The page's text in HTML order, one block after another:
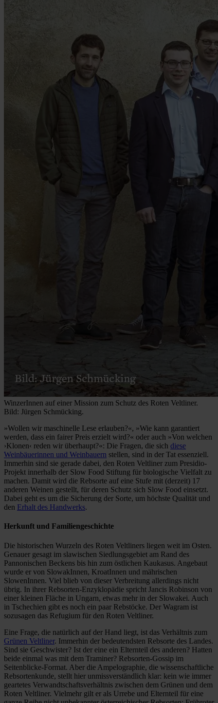
WinzerInnen auf einer Mission zum Schutz des Roten Veltliner.
Bild: Jürgen Schmücking.
»Wollen wir maschinelle Lese erlauben?«, »Wie kann garantiert
werden, dass ein fairer Preis erzielt wird?« oder auch »Von welchen
›Klonen‹ reden wir überhaupt?«: Die Fragen, die sich diese
Weinbäuerinnen und Weinbauern stellen, sind in der Tat essenziell.
Immerhin sind sie gerade dabei, den Roten Veltliner zum Presidio-
Projekt innerhalb der Slow Food Stiftung für biologische Vielfalt zu
machen. Damit wird die Rebsorte auf eine Stufe mit (derzeit) 17
anderen Weinen gestellt, für deren Schutz sich Slow Food einsetzt.
Dabei geht es um die Sicherung der Sorte, um höchste Qualität und
den Erhalt des Handwerks.
Herkunft und Familiengeschichte
Die historischen Wurzeln des Roten Veltliners liegen weit im Osten.
Genauer gesagt im slawischen Siedlungsgebiet am Rand des
Pannonischen Beckens bis hin zum östlichen Kaukasus. Angebaut
wurde er von SlowakInnen, KroatInnen und mährischen
SlowenInnen. Viel blieb von dieser Verbreitung allerdings nicht
übrig. In ihrer Rebsorten-Enzyklopädie spricht Jancis Robinson von
einer kleinen Fläche in Ungarn, etwas mehr in der Slowakei. Auch
in Tschechien gibt es noch ein paar Rebstöcke. Der Wagram ist
sozusagen das Refugium für den Roten Veltliner.
Eine Frage, die natürlich auf der Hand liegt, ist das Verhältnis zum
Grünen Veltliner. Immerhin der bedeutendsten Rebsorte des Landes.
Sind sie Geschwister? Ist der eine ein Elternteil des anderen? Hatten
beide einmal was mit dem Traminer? Rebsorten-Gossip im
Seitenblicke-Format. Aber die Ampelographie, die wissenschaftliche
Rebsortenkunde, stellt hier unmissverständlich klar: kein wie immer
geartetes Verwandtschaftsverhältnis zwischen dem Grünen und dem
Roten Veltliner. Vielmehr gilt er als Urrebe und Elternteil für eine